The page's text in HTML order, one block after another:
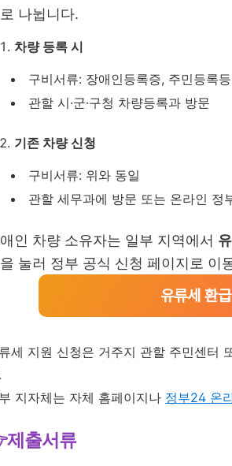
나뉩니다.
차량 등록 시
구비서류: 장애인등록증, 주민등록
관할 시·군·구청 차량등록과 방문
기존 차량 신청
구비서류: 위와 동일
관할 세무과에 방문 또는 온라인 정
인 차량 소유자는 일부 지역에서
눌러 정부 공식 신청 페이지로 이
유류세 환
세 지원 신청은 거주지 관할 주민센터
지자체는 자체 홈페이지나 정부24 온
제출서류